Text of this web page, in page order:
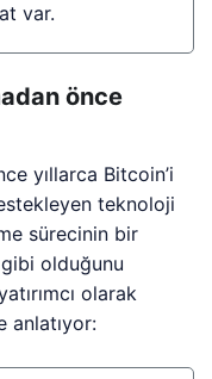
var.
önce
yıllarca Bitcoin’i
teknoloji
sürecinin bir
olduğunu
olarak
anlatıyor: